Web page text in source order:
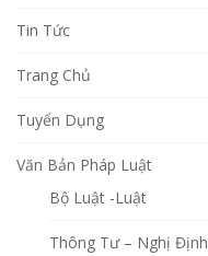
Tin Tức
Trang Chủ
Tuyển Dụng
Văn Bản Pháp Luật
Bộ Luật -Luật
Thông Tư – Nghị Định